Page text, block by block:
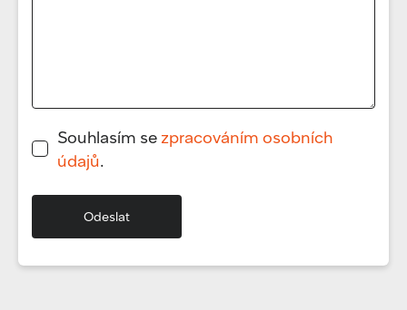
Souhlasím se zpracováním osobních
údajů.